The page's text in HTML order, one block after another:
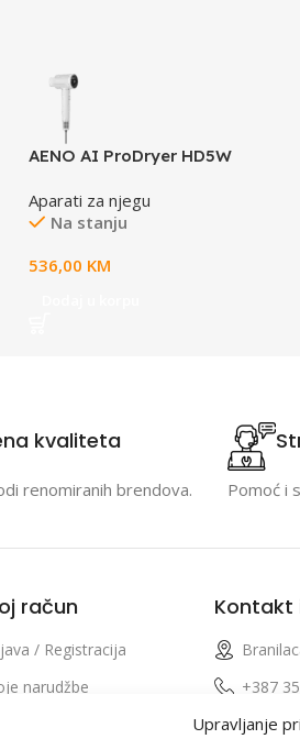
Upravljanje
AENO AI ProDryer HD5W
Aparati za njegu
Na stanju
536,00 KM
kvaliteta
renomiranih brendova. Pomoć i
račun
/ Registracija
narudžbe
želja
Kontakt
+387